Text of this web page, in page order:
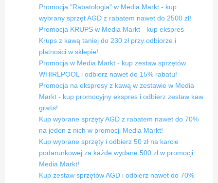
Promocja "Rabatologia" w Media Markt - kup
wybrany sprzęt AGD z rabatem nawet do 2500 zł!
Promocja KRUPS w Media Markt - kup ekspres
Krups z kawą taniej do 230 zł przy odbiorze i
płatności w sklepie!
Promocja w Media Markt - kup zestaw sprzętów
WHIRLPOOL i odbierz nawet do 15% rabatu!
Promocja na ekspresy z kawą w zestawie w Media
Markt - kup promocyjny ekspres i odbierz zestaw kaw
gratis!
Kup wybrane sprzęty AGD z rabatem nawet do 70%
na jeden z nich w promocji Media Markt!
Kup wybrane sprzęty i odbierz 50 zł na karcie
podarunkowej za każde wydane 500 zł w promocji
Media Markt!
Kup zestaw sprzętów AGD i odbierz nawet do 70%